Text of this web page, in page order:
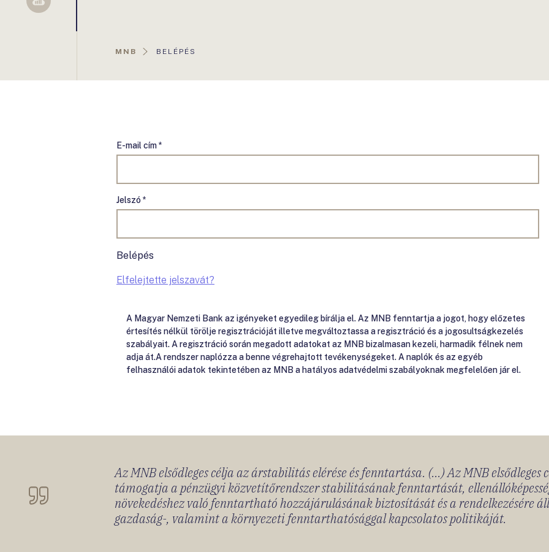
Sellsy
MNB
AKTUÁLIS
BELÉPÉS
E-mail cím *
Jelszó *
Belépés
Elfelejtette jelszavát?
A Magyar Nemzeti Bank az igényeket egyedileg bírálja el. Az MNB fenntartja a jogot, hogy előzetes
értesítés nélkül törölje regisztrációját illetve megváltoztassa a regisztráció és a jogosultságkezelés
szabályait. A regisztráció során megadott adatokat az MNB bizalmasan kezeli, harmadik félnek nem
adja át.A rendszer naplózza a benne végrehajtott tevékenységeket. A naplók és az egyéb
felhasználói adatok tekintetében az MNB a hatályos adatvédelmi szabályoknak megfelelően jár el.
Az MNB elsődleges célja az árstabilitás elérése és fenntartása. (...) Az MNB elsődleges
támogatja a pénzügyi közvetítőrendszer stabilitásának fenntartását,
növekedéshez való fenntartható hozzájárulásának biztosítását és a rendelkezésére
gazdaság-, valamint a környezeti fenntarthatósággal kapcsolatos politikáját.